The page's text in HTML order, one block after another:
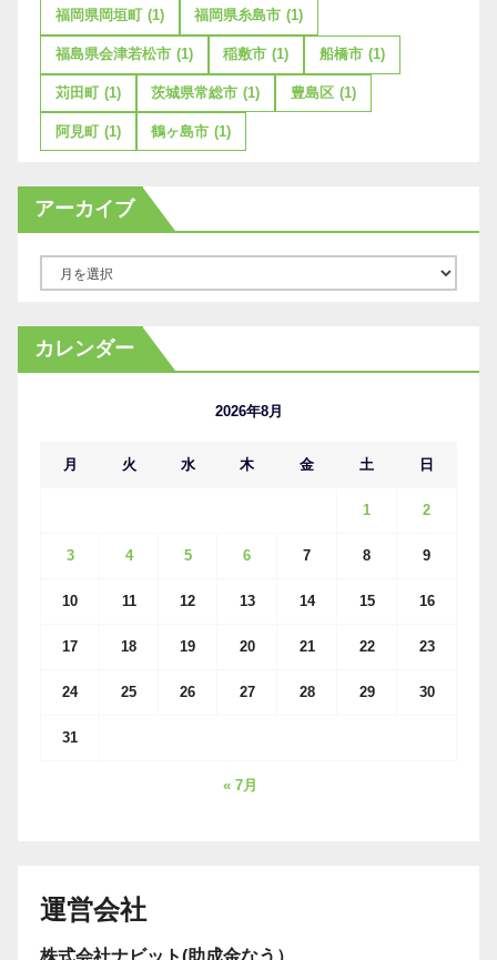
福岡県岡垣町 (1) 福岡県糸島市 (1)
福島県会津若松市 (1) 稲敷市 (1) 船橋市 (1)
苅田町 (1) 茨城県常総市 (1) 豊島区 (1)
阿見町 (1) 鶴ヶ島市 (1)
アーカイブ
カ
イ
カレンダー
2026年8月
月 火 水 木 金 土 日
1 2
3 4 5 6 7 8 9
10 11 12 13 14 15 16
17 18 19 20 21 22 23
24 25 26 27 28 29 30
31
« 7月
運営会社